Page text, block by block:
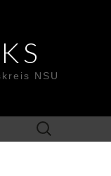
NSU
Suche
nach: